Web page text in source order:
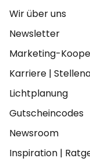
Wir über uns
Newsletter
Marketing-
Karriere |
Lichtplanung
Gutscheincodes
Newsroom
Inspiration |